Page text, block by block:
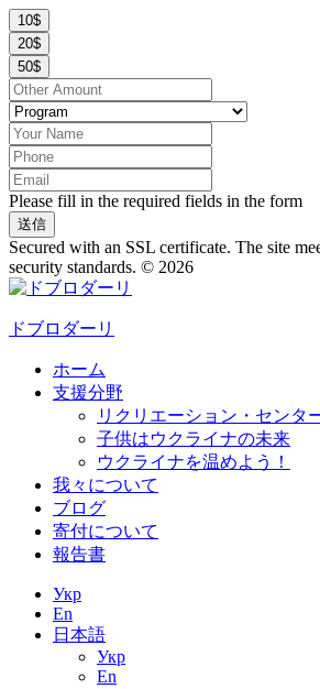
10$
20$
50$
Please fill in the required fields in the form
送信
Secured with an SSL certificate. The site
security standards. © 2026
ドブロダーリ
ホーム
支援分野
リクリエーション・センタ
子供はウクライナの未来
ウクライナを温めよう！
我々について
ブログ
寄付について
報告書
Укр
En
日本語
Укр
En